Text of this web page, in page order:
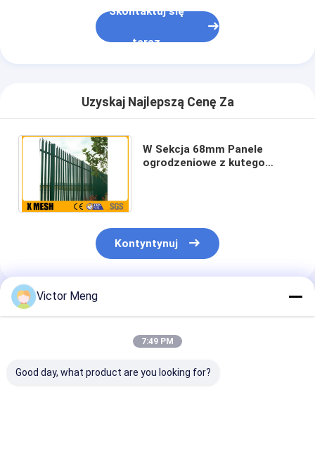
Skontaktuj się
teraz
Uzyskaj Najlepszą Cenę Za
W Sekcja 68mm Panele
ogrodzeniowe z kutego
Kontyntynuj
Polecane Produkty
Victor Meng
7:49 PM
Good day, what product are you looking for?